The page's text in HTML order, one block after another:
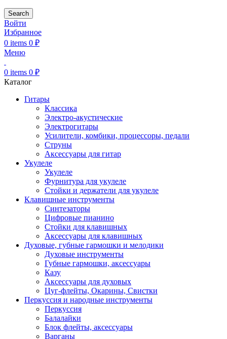
Search
Войти
Избранное
0 items 0 ₽
Меню
0 items 0 ₽
Каталог
Гитары
Классика
Электро-акустические
Электрогитары
Усилители, комбики, процессоры, педали
Струны
Аксессуары для гитар
Укулеле
Укулеле
Фурнитура для укулеле
Стойки и держатели для укулеле
Клавишные инструменты
Синтезаторы
Цифровые пианино
Стойки для клавишных
Аксессуары для клавишных
Духовые, губные гармошки и мелодики
Духовые инструменты
Губные гармошки, аксессуары
Казу
Аксессуары для духовых
Цуг-флейты, Окарины, Свистки
Перкуссия и народные инструменты
Перкуссия
Балалайки
Блок флейты, аксессуары
Варганы